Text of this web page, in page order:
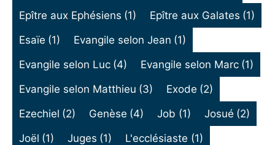
Epître aux Ephésiens (1) Epître aux Galates (1)
Esaïe (1) Evangile selon Jean (1)
Evangile selon Luc (4) Evangile selon Marc (1)
Evangile selon Matthieu (3) Exode (2)
Ezechiel (2) Genèse (4) Job (1) Josué (2)
Joël (1) Juges (1) L'ecclésiaste (1)